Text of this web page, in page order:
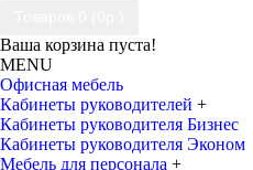
Ваша корзина пуста!
MENU
Офисная мебель
Кабинеты руководителей +
Кабинеты руководителя Бизнес
Кабинеты руководителя Эконом
Мебель для персонала +